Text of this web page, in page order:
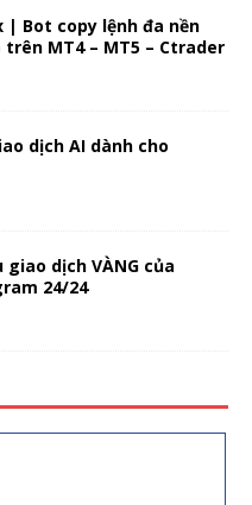
| Bot copy lệnh đa nền
MT4 – MT5 – Ctrader
dịch AI dành cho
dịch VÀNG của
24/24